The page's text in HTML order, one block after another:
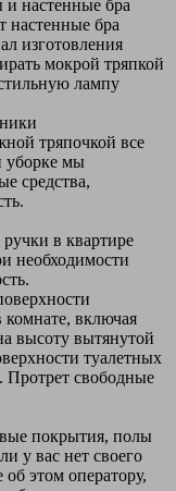
и настенные бра
настенные бра
изготовления
мокрой тряпкой
лампу
тряпочкой все
уборке мы
средства,
в квартире
необходимости
комнате, включая
высоту вытянутой
туалетных
Протрет свободные
покрытия, полы
у вас нет своего
этом оператору,